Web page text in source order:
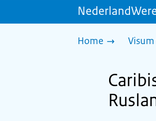
Home